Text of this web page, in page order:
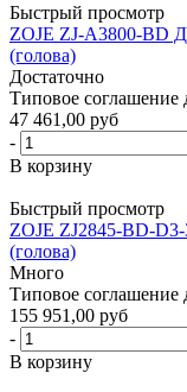
Быстрый просмотр
ZOJE ZJ-A3800-BD
(голова)
Достаточно
Типовое
47 461,00 руб
-
В корзину
Быстрый просмотр
ZOJE ZJ2845-BD-
(голова)
Много
Типовое
155 951,00 руб
-
В корзину